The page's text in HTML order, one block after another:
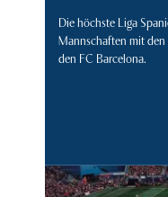
Die höchste Liga
Mannschaften mit den
den FC Barcelona.